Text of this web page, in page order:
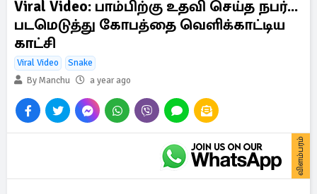
Viral Video: பாம்பிற்கு உதவி செய்த நபர்...
படமெடுத்து கோபத்தை வெளிக்காட்டிய
காட்சி
Viral Video
Snake
By Manchu
a year ago
விளம்பரம்